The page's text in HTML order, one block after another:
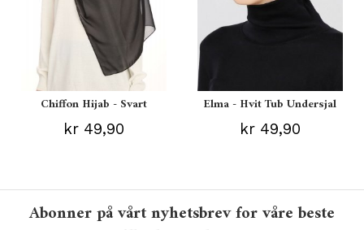
Chiffon Hijab - Svart
kr 49,90
Elma - Hvit Tub Undersjal
kr 49,90
Abonner på vårt nyhetsbrev for våre beste